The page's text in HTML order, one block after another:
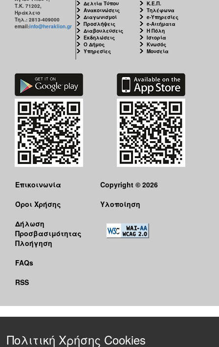
Τ.Κ. 71202,
Ηράκλειο
Τηλ.: 2813-409000
email:info@heraklion.gr
Δελτία Τύπου
Ανακοινώσεις
Διαγωνισμοί
Προσλήψεις
Διαβουλεύσεις
Εκδηλώσεις
Ο Δήμος
Υπηρεσίες
Κ.Ε.Π.
Τηλέφωνα
e-Υπηρεσίες
e-Αιτήματα
Η Πόλη
Ιστορία
Κνωσός
Μουσεία
Επικοινωνία
Όροι Χρήσης
Δήλωση
Προσβασιμότητας
Πλοήγηση
FAQs
RSS
Copyright © 2026
Υλοποίηση
Πολιτική Χρήσης Cookies